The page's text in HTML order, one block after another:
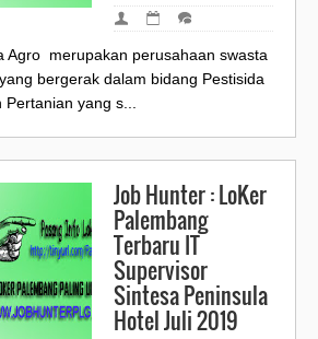
Agro merupakan perusahaan swasta
bergerak dalam bidang Pestisida
yang s...
Job Hunter : LoKer
Palembang
Terbaru IT
Supervisor
Sintesa Peninsula
Hotel Juli 2019